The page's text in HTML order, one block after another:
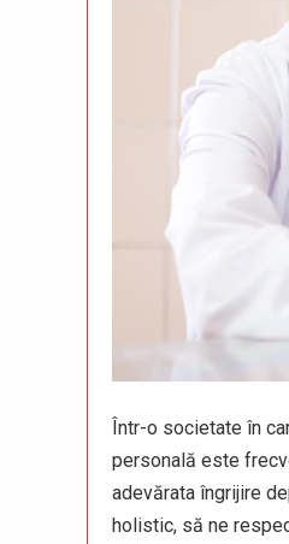
Într-o societate în
personală este
adevărata îngrijire
holistic, să ne